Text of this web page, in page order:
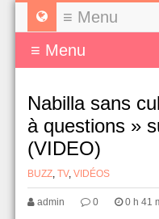
Nabilla sans
à questions »
(VIDEO)
BUZZ, TV, VIDÉOS
admin 0 0 h 41